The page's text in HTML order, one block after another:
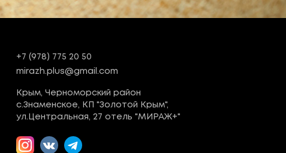
+7 (978) 775 20 50
mirazh.plus@gmail.com
Крым, Черноморский район
с.Знаменское, КП "Золотой Крым",
ул.Центральная, 27 отель "МИРАЖ+"